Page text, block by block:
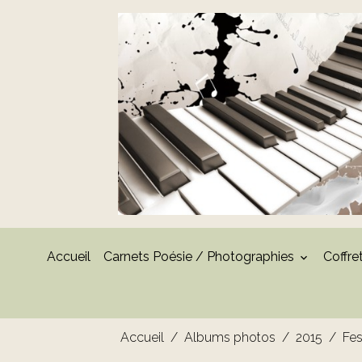
Accueil Carnets Poésie / Photographies
Accueil Albums photos 2015